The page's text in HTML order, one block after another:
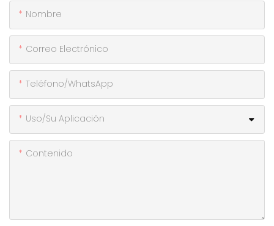
Nombre
Correo Electrónico
Teléfono/WhatsApp
Uso/Su Aplicación
Contenido